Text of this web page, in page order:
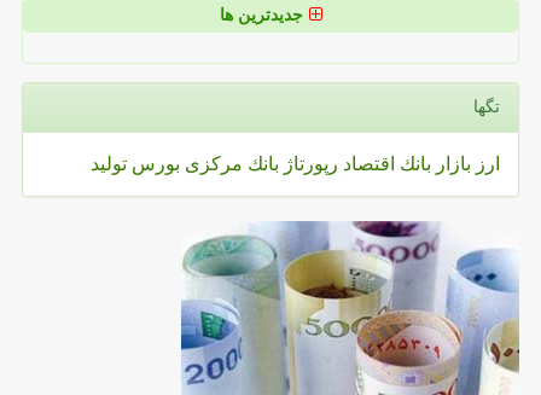
جدیدترین ها
تگها
ارز بازار بانك اقتصاد رپورتاژ بانك مركزی بورس تولید